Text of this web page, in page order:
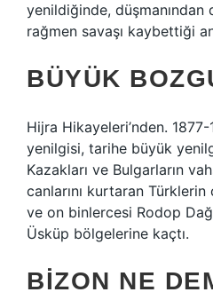
yenildiğinde, düşmanından
rağmen savaşı kaybettiği
BÜYÜK
Hijra Hikayeleri’nden.
yenilgisi, tarihe büyük
Kazakları ve Bulgarların
canlarını kurtaran Türklerin
ve on binlercesi Rodop
Üsküp bölgelerine kaçtı.
BIZON NE